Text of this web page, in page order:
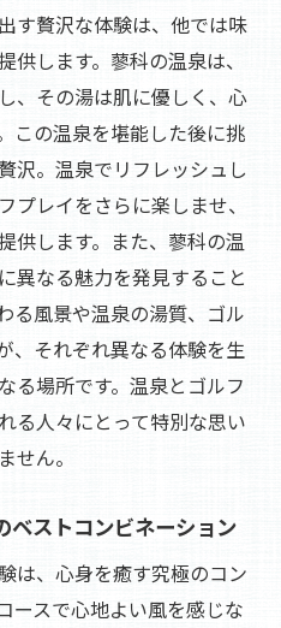
挑むゴルフの楽しみ
し、ゴルフに臨む
整え、ゴルフを満喫
楽しむ蓼科のゴルフ
快感を蓼科で堪能
ゴルフの恵み
の爽快な体験
を楽しむ贅沢なひとと
泉の癒しを堪能
す温泉とゴルフの組み
の楽しみを蓼科で
す贅沢な体験は、他では味
します。蓼科の温泉は、
、その湯は肌に優しく、心
この温泉を堪能した後に挑
沢。温泉でリフレッシュし
プレイをさらに楽しませ、
供します。また、蓼科の温
異なる魅力を発見すること
る風景や温泉の湯質、ゴル
、それぞれ異なる体験を生
る場所です。温泉とゴルフ
る人々にとって特別な思い
せん。
ベストコンビネーション
は、心身を癒す究極のコン
ースで心地よい風を感じな